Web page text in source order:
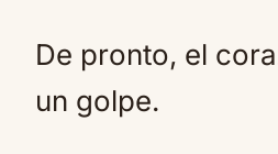
De pronto, el
un golpe.